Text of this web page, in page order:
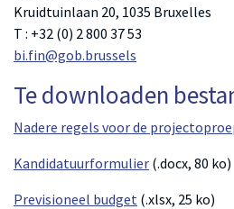
Kruidtuinlaan 20, 1035 Bruxelles
T : +32 (0) 2 800 37 53
bi.fin@gob.brussels
Te downloaden
Nadere regels voor de
Kandidatuurformulier (.docx, 80 ko)
Previsioneel budget (.xlsx, 25 ko)